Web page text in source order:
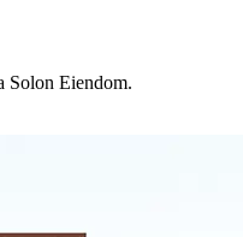
Solon Eiendom.